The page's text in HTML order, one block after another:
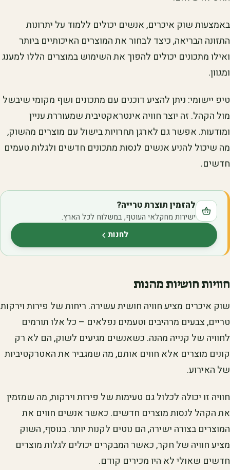
באמצעות שוק איכרים, אנשים יכולים ללמוד על יתרונות
התזונה הבריאה, כיצד לבחור את המוצרים האיכותיים ביותר
ואילו מתכונים יכולים להפוך את השימוש במוצרים הללו למענג
ומגוון.
טיפ יישומי: ניתן להציע דוכנים עם מתכונים ושף מקומי שיבשל
מול הקהל. זה יוצר חוויה אינטראקטיבית שמעוררת עניין
ומודעות. אפשר גם לארגן תחרויות בישול עם מוצרים מהשוק,
מה שיכול להניע אנשים לנסות מתכונים חדשים ולגלות טעמים
חדשים.
להזמין תוצרת טרייה?
ישירות מחקלאי העוטף, במשלוח לכל הארץ.
לחנות(נפתח בלשונית חדשה)
חוויות חושיות מהנות
שוק איכרים מציע חוויה חושית עשירה. ריחות של פירות וירקות
טריים, צבעים מרהיבים וטעמים נפלאים – כל אלו תורמים
לחוויה של קנייה מהנה. כשאנשים מגיעים לשוק, הם לא רק
קונים מוצרים אלא חווים אותם, מה שמגביר את האטרקטיביות
של האירוע.
חוויה זו יכולה לכלול גם טעימות של פירות וירקות, מה שמזמין
את הקהל לנסות מוצרים חדשים. כאשר אנשים חווים את
המוצרים בצורה ישירה, הם נוטים לקנות יותר. בנוסף, השוק
מציע חוויה של חקר, כאשר המבקרים יכולים לגלות מוצרים
חדשים שאולי לא היו מכירים קודם.